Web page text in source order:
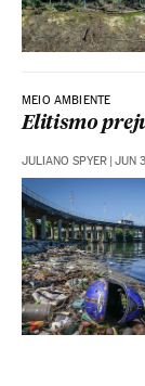
MEIO AMBIENTE
Elitismo
JULIANO SPYER JUN